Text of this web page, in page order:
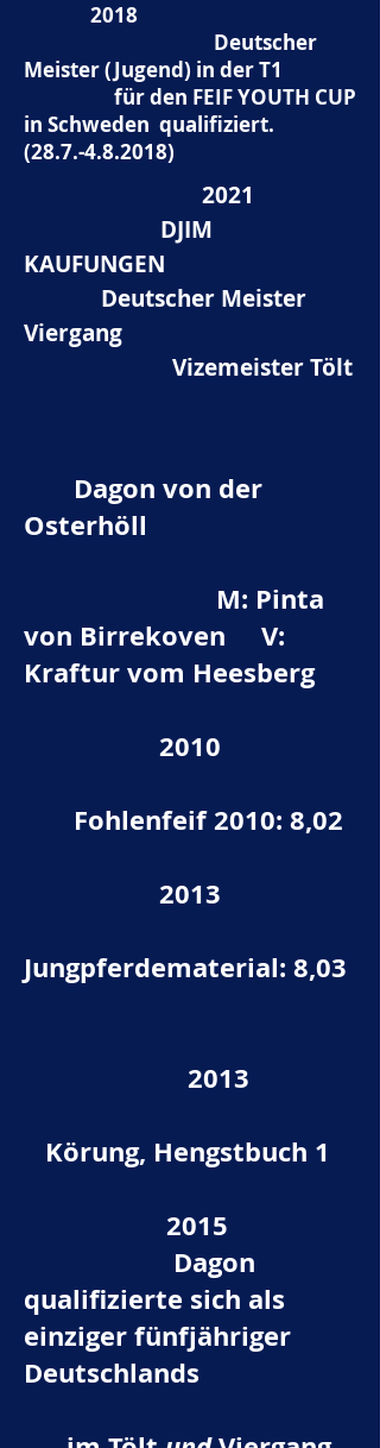
2018
Deutscher
Meister (Jugend) in der T1
für den FEIF YOUTH CUP
in Schweden qualifiziert.
(28.7.-4.8.2018)
2021
DJIM
KAUFUNGEN
Deutscher Meister
Viergang
Vizemeister Tölt
Dagon von der
Osterhöll
M: Pinta
von Birrekoven V:
Kraftur vom Heesberg
2010
Fohlenfeif 2010: 8,02
2013
Jungpferdematerial: 8,03
2013
Körung, Hengstbuch 1
2015
Dagon
qualifizierte sich als
einziger fünfjähriger
Deutschlands